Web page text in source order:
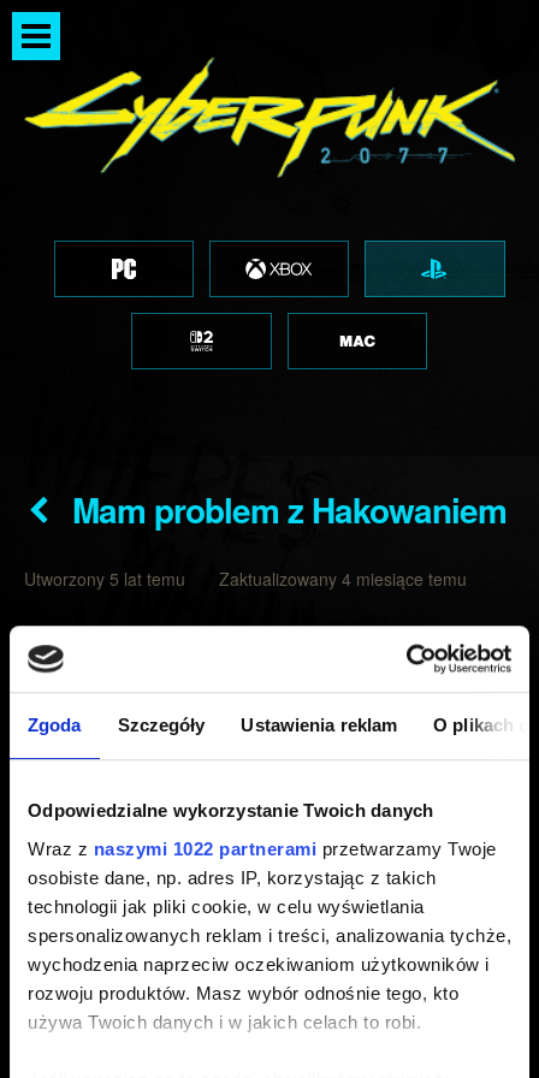
Zgoda Szczegóły Ustawienia reklam O plikach
Odpowiedzialne wykorzystanie Twoich danych
Wraz z naszymi 1022 partnerami przetwarzamy Twoje
osobiste dane, np. adres IP, korzystając z takich
technologii jak pliki cookie, w celu wyświetlania
spersonalizowanych reklam i treści, analizowania tychże,
wychodzenia naprzeciw oczekiwaniom użytkowników i
rozwoju produktów. Masz wybór odnośnie tego, kto
używa Twoich danych i w jakich celach to robi.
Mam problem z Hakowaniem
Utworzony 5 lat temu Zaktualizowany 4 miesiące temu
Zanim wyślesz zgłoszenie wykonaj instrukcjeopisane
tutaj.
Jeśli problem będzie występował pomimo wykonania
tych instrukcji wyślij nam zgłoszenie używając przycisku
informacje:
Listę kroków do odtworzenia problemu.
Nagranie lub zrzut ekranu problemu (w załączniku lub
linku).